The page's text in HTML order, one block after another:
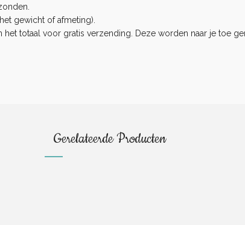
gewicht of afmeting).
totaal voor gratis verzending. Deze worden naar je toe
Gerelateerde Producten